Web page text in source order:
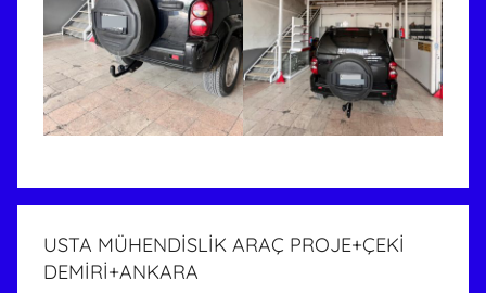
USTA MÜHENDİSLİK ARAÇ PROJE+ÇEKİ
DEMİRİ+ANKARA